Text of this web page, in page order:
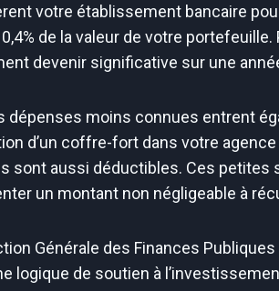
votre établissement bancaire
0,4% de la valeur de votre
devenir significative sur une
dépenses moins connues entrent
d’un coffre-fort dans votre
sont aussi déductibles. Ces petites
un montant non négligeable à
Générale des Finances
logique de soutien à